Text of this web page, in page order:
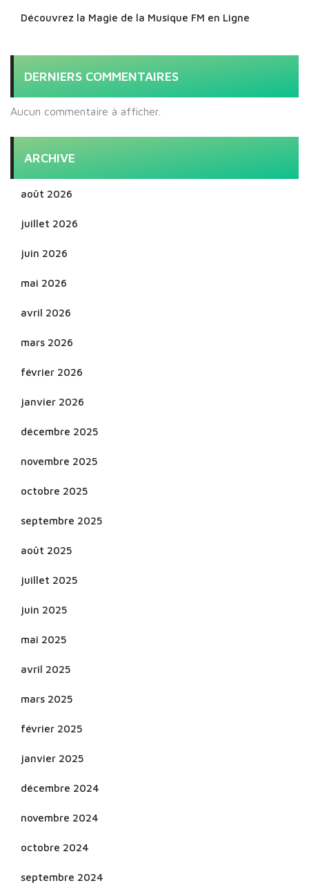
Découvrez la Magie de la Musique FM en Ligne
DERNIERS COMMENTAIRES
Aucun commentaire à afficher.
ARCHIVE
août 2026
juillet 2026
juin 2026
mai 2026
avril 2026
mars 2026
février 2026
janvier 2026
décembre 2025
novembre 2025
octobre 2025
septembre 2025
août 2025
juillet 2025
juin 2025
mai 2025
avril 2025
mars 2025
février 2025
janvier 2025
décembre 2024
novembre 2024
octobre 2024
septembre 2024